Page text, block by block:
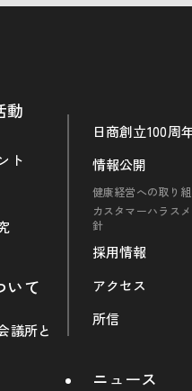
動
ト
いて
議所と
日商創立100周
情報公開
健康経営への取り
カスタマーハラス
針
採用情報
アクセス
所信
ニュース